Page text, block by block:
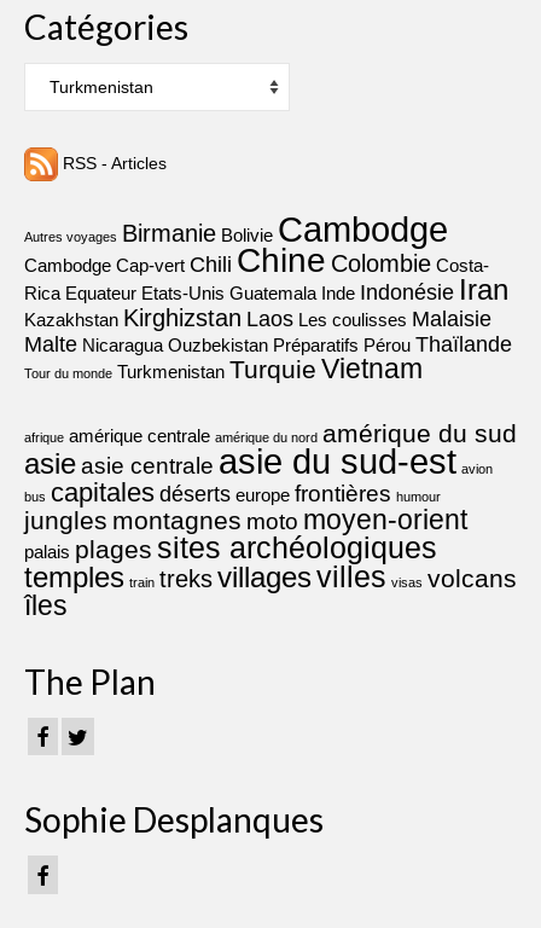
Catégories
RSS - Articles
Autres voyages Birmanie Bolivie Cambodge
Cambodge Cap-vert Chili Chine Colombie Costa-
Rica Equateur Etats-Unis Guatemala Inde Indonésie Iran
Kazakhstan Kirghizstan Laos Les coulisses Malaisie
Malte Nicaragua Ouzbekistan Préparatifs Pérou Thaïlande
Tour du monde Turkmenistan Turquie Vietnam
afrique amérique centrale amérique du nord amérique du sud
asieasie centrale asie du sud-est avion
bus capitales déserts europe frontières humour
jungles montagnes moto moyen-orient
palais plages sites archéologiques
temples train treksvillagesvilles visas volcans
îles
The Plan
Sophie Desplanques